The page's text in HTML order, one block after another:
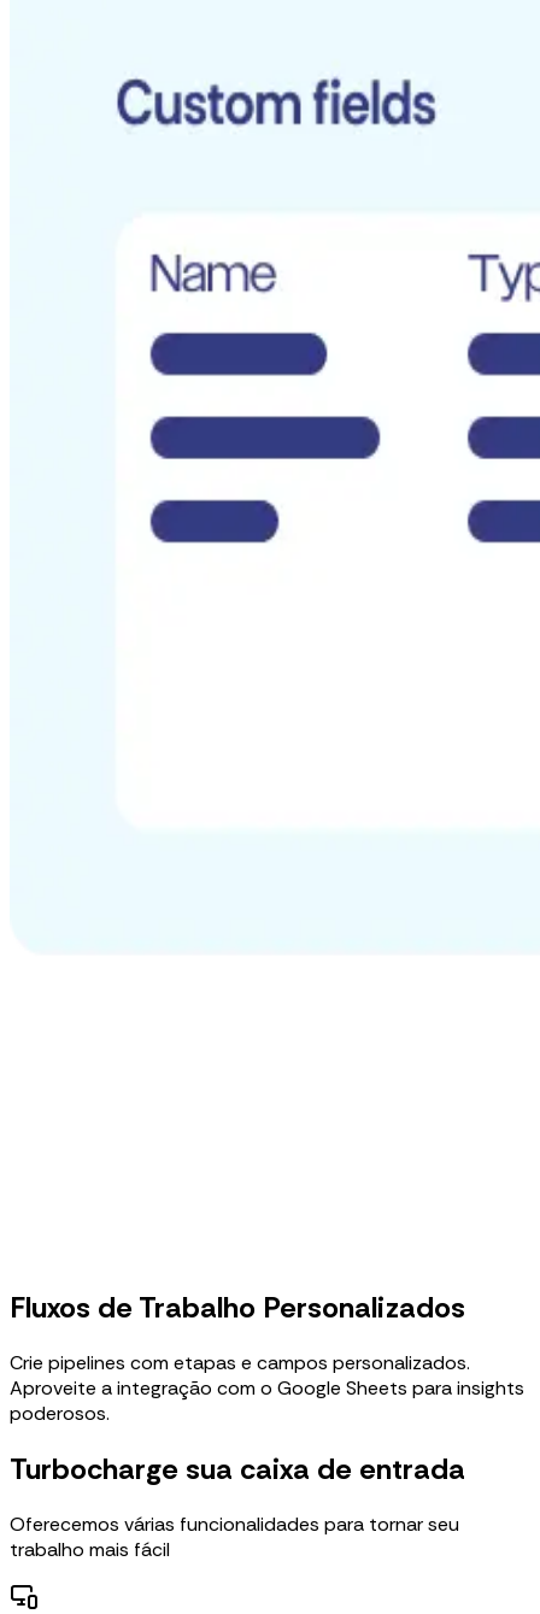
Fluxos de Trabalho Personalizados
Crie pipelines com etapas e campos personalizados.
Aproveite a integração com o Google Sheets para insights
poderosos.
Turbocharge sua caixa de entrada
Oferecemos várias funcionalidades para tornar seu
trabalho mais fácil